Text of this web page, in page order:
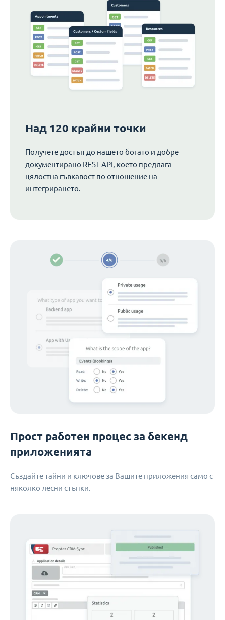
Над 120 крайни точки
Получете достъп до нашето богато и добре
документирано REST API, което предлага
цялостна гъвкавост по отношение на
интегрирането.
Прост работен процес за бекенд
приложенията
Създайте тайни и ключове за Вашите приложения само с
няколко лесни стъпки.